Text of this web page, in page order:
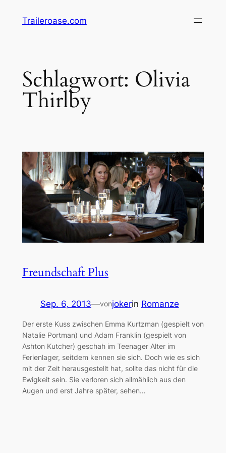
InhaltTraileroase.com
Schlagwort: Olivia
Thirlby
Freundschaft Plus
Sep. 6, 2013—vonjokerin Romanze
Der erste Kuss zwischen Emma Kurtzman (gespielt von
Natalie Portman) und Adam Franklin (gespielt von
Ashton Kutcher) geschah im Teenager Alter im
Ferienlager, seitdem kennen sie sich. Doch wie es sich
mit der Zeit herausgestellt hat, sollte das nicht für die
Ewigkeit sein. Sie verloren sich allmählich aus den
Augen und erst Jahre später, sehen…